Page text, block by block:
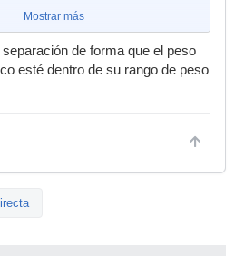
Mostrar más
de forma que el peso
esté dentro de su rango de peso